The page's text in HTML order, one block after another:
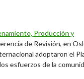
Producción y
de Revisión, en
adoptaron el
esfuerzos de la